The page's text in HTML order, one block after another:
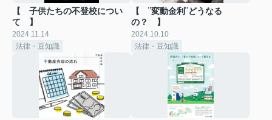
【 子供たちの不登校につい
て 】
2024.11.14
法律・豆知識
【 ¨変動金利¨どうなる
の？ 】
2024.10.10
法律・豆知識